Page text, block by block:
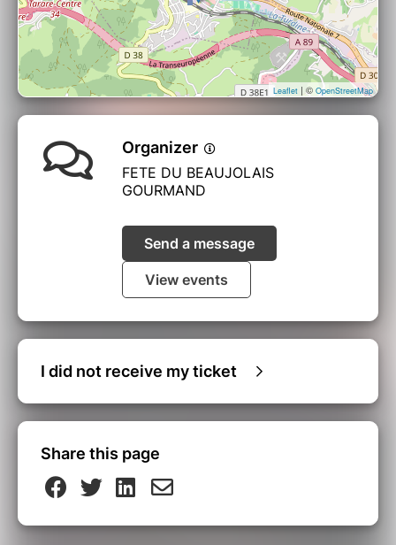
Leaflet | © OpenStreetMap
Organizer
FETE DU BEAUJOLAIS
GOURMAND
Send a message
View events
I did not receive my ticket
Share this page